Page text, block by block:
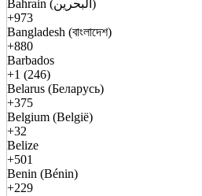
Bahrain (البحرين)
+973
Bangladesh (বাংলাদেশ)
+880
Barbados
+1 (246)
Belarus (Беларусь)
+375
Belgium (België)
+32
Belize
+501
Benin (Bénin)
+229